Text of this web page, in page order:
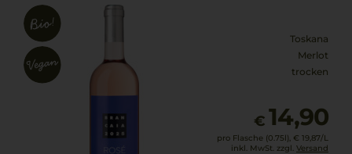
Toskana
Merlot
trocken
€ 14,90
pro Flasche (0.75l), € 19,87/L
inkl. MwSt. zzgl. Versand